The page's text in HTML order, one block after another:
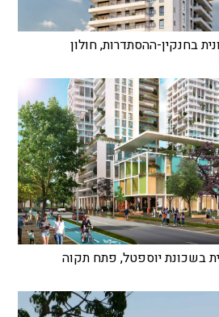
בחנקין-ההסתדרות, חולון
בשכונת יוספטל, פתח תקוה